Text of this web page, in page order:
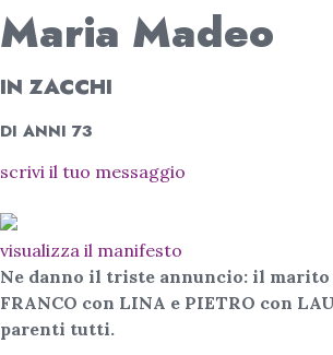
Maria Madeo
IN ZACCHI
DI ANNI 73
scrivi il tuo messaggio
visualizza il manifesto
Ne danno il triste annuncio: il
FRANCO con LINA e PIETRO con
parenti tutti.